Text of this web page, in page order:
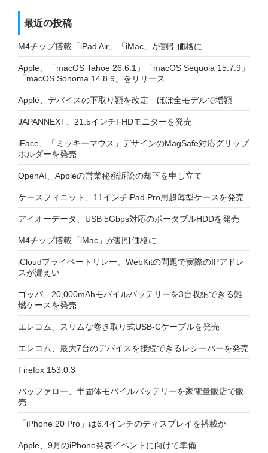
最近の投稿
M4チップ搭載「iPad Air」「iMac」が割引価格に
Apple、「macOS Tahoe 26.6.1」「macOS Sequoia 15.7.9」
「macOS Sonoma 14.8.9」をリリース
Apple、デバイスの下取り額を改定 ほぼ全モデルで増額
JAPANNEXT、21.5インチFHDモニターを発売
iFace、「ミッキーマウス」デザインのMagSafe対応グリップ
ホルダーを発売
OpenAI、Appleの営業秘密訴訟の却下を申し立て
ケースフィニット、11インチiPad Pro用超薄型ケースを発売
アイオーデータ、USB 5Gbps対応のポータブルHDDを発売
M4チップ搭載「iMac」が割引価格に
iCloudプライベートリレー、WebKitの問題で実際のIPアドレ
スが漏えい
ゴッパ、20,000mAhモバイルバッテリーを3台収納できる難
燃ケースを発売
エレコム、スリムな巻き取り式USB-Cケーブルを発売
エレコム、最大7台のデバイスを接続できるレシーバーを発売
Firefox 153.0.3
バッファロー、半固体モバイルバッテリーを家電量販店で販
売
「iPhone 20 Pro」は6.4インチのディスプレイを搭載か
Apple、9月のiPhone発表イベントに向けて準備